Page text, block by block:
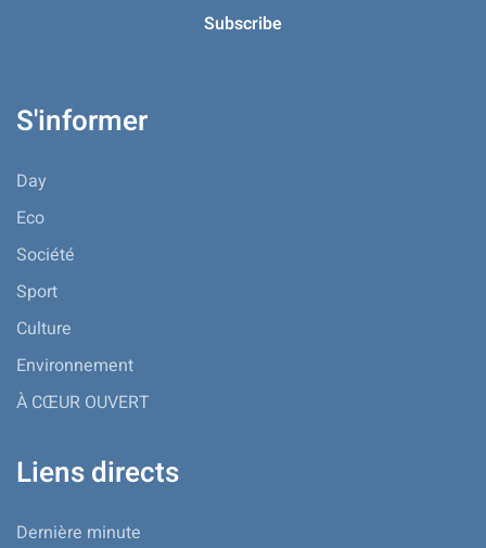
S'informer
Day
Eco
Société
Sport
Culture
Environnement
À CŒUR OUVERT
Liens directs
Dernière minute